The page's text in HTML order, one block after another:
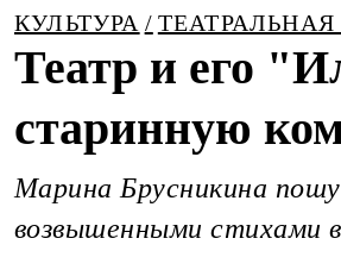
КУЛЬТУРА
Театр и его
старинную
Марина Брусникина
возвышенными стихами